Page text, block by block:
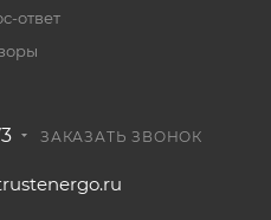
ответ
ЗАКАЗАТЬ ЗВОНОК